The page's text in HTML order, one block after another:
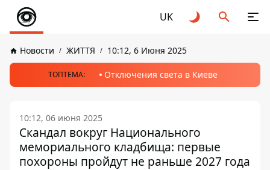
UK
Новости ЖИТТЯ 10:12, 6 Июня 2025
ТОПТЕМА: Отключения света в Киеве
10:12, 06 июня 2025
Скандал вокруг Национального
мемориального кладбища: первые
похороны пройдут не раньше 2027 года